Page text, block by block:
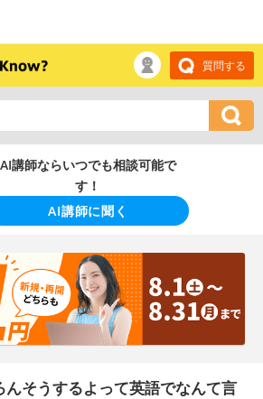
質問する
AI講師ならいつでも相談可能で
す！
AI講師に聞く
んそうするよって英語でなんて言